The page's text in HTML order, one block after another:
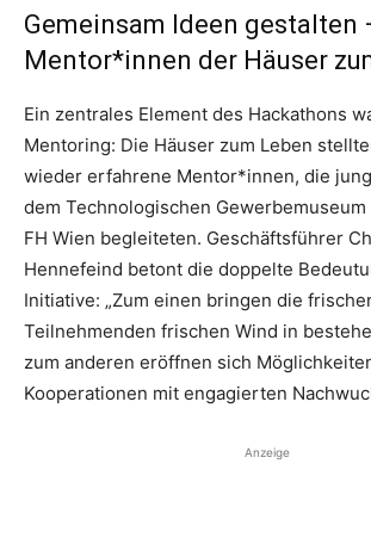
Gemeinsam Ideen gestalten
Mentor*innen der Häuser
Ein zentrales Element des Hackathons
Mentoring: Die Häuser zum Leben
wieder erfahrene Mentor*innen, die
dem Technologischen Gewerbemuseum
FH Wien begleiteten. Geschäftsführer
Hennefeind betont die doppelte
Initiative: „Zum einen bringen die
Teilnehmenden frischen Wind in
zum anderen eröffnen sich
Kooperationen mit engagierten
Anzeige